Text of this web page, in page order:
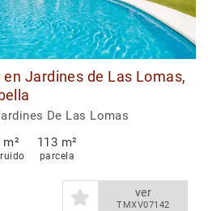
Jardines de Las Lomas,
De Las Lomas
113 m²
parcela
ver
TMXV07142